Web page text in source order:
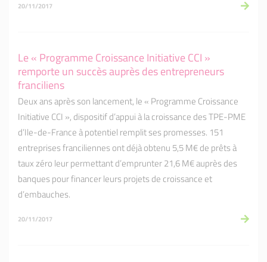
20/11/2017
Le « Programme Croissance Initiative CCI »
remporte un succès auprès des entrepreneurs
franciliens
Deux ans après son lancement, le « Programme Croissance
Initiative CCI », dispositif d’appui à la croissance des TPE-PME
d’Ile-de-France à potentiel remplit ses promesses. 151
entreprises franciliennes ont déjà obtenu 5,5 M€ de prêts à
taux zéro leur permettant d’emprunter 21,6 M€ auprès des
banques pour financer leurs projets de croissance et
d’embauches.
20/11/2017